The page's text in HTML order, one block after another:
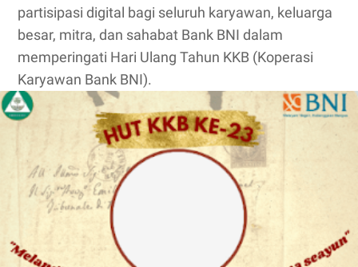
partisipasi digital bagi seluruh karyawan, keluarga
besar, mitra, dan sahabat Bank BNI dalam
memperingati Hari Ulang Tahun KKB (Koperasi
Karyawan Bank BNI).